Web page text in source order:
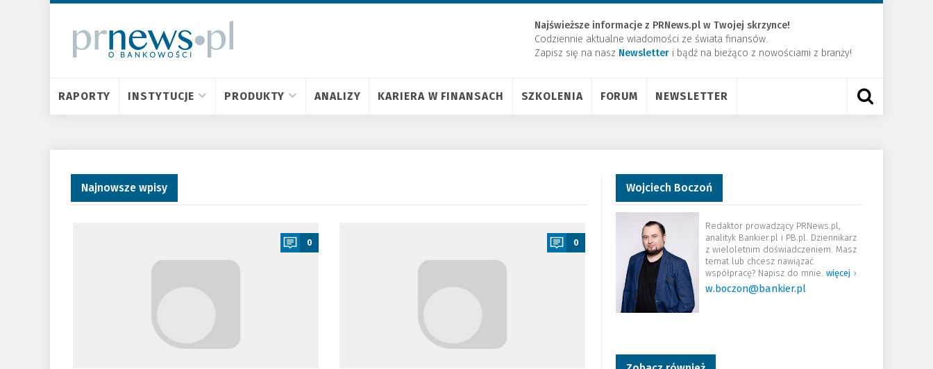
Najświeższe informacje z PRNews.pl w Twojej skrzynce!
Codziennie aktualne wiadomości ze świata finansów.
Zapisz się na nasz Newsletter ​i bądź na bieżąco z nowościami z branży!
RAPORTY INSTYTUCJE PRODUKTY ANALIZY KARIERA W FINANSACH SZKOLENIA FORUM NEWSLETTER
Najnowsze wpisy
0 0
Wojciech Boczoń
Redaktor prowadzący PRNews.pl,
analityk Bankier.pl i PB.pl. Dziennikarz
z wieloletnim doświadczeniem. Masz
temat lub chcesz nawiązać
współpracę? Napisz do mnie. więcej ›
w.boczon@bankier.pl